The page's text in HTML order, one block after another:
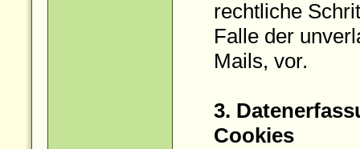
rechtliche
Falle der
Mails, vor.
3.
Cookies